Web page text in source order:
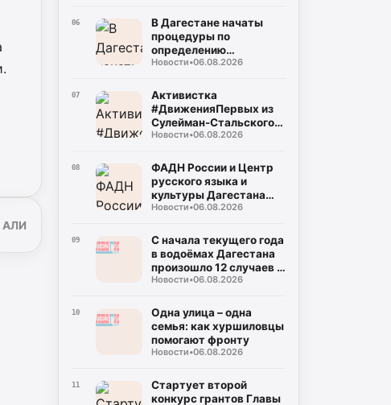
06
В Дагестане начаты
процедуры по
определению
подрядчика для
северного обхода
Махачкалы
Новости•06.08.2026
07
Активистка
#ДвиженияПервых из
Сулейман-Стальского
района представит
федеральном уровне
Новости•06.08.2026
08
ФАДН России и Центр
русского языка и
культуры Дагестана
укрепляют
Новости•06.08.2026
09
С начала текущего года
в водоёмах Дагестана
произошло 12 случаев с
летальным исходом
Новости•06.08.2026
10
Одна улица – одна
семья: как хуршиловцы
помогают фронту
Новости•06.08.2026
11
Стартует второй
конкурс грантов Главы